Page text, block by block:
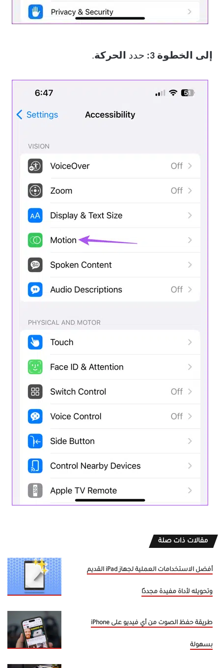
إلى الخطوة 3: حدد الحركة.
مقالات ذات صلة
أفضل الاستخدامات العملية لجهاز iPad القديم
وتحويله لأداة مفيدة مجددًا
طريقة حفظ الصوت من أي فيديو على iPhone
بسهولة